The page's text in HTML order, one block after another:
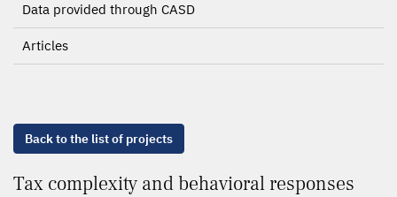
Data provided through CASD
Articles
Back to the list of projects
Tax complexity and behavioral responses